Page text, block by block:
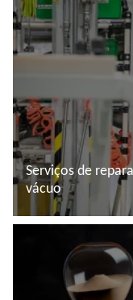
Serviços de
vácuo